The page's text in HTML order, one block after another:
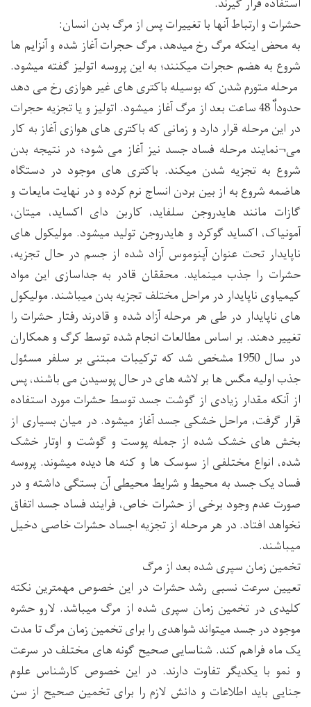
حشرات و ارتباط آنها با تغییرات پس از مرگ بدن انسان:
به محض اینکه مرگ رخ میدهد، مرگ حجرات آغاز شده و آنزایم ها
شروع به هضم حجرات میکنند؛ به این پروسه اتولیز گفته میشود.
مرحله متورم شدن که بوسیله باکتری های غیر هوازی رخ می دهد
حدوداٌ 48 ساعت بعد از مرگ آغاز میشود. اتولیز و یا تجزیه حجرات
در این مرحله قرار دارد و زمانی که باکتری های هوازی آغاز به کار
می¬نمایند مرحله فساد جسد نیز آغاز می شود؛ در نتیجه بدن
شروع به تجزیه شدن میکند. باکتری های موجود در دستگاه
هاضمه شروع به از بین بردن انساج نرم کرده و در نهایت مایعات و
گازات مانند هایدروجن سلفاید، کاربن دای اکساید، میتان،
آمونیاک، اکساید گوکرد و هایدروجن تولید میشود. مولیکول های
ناپایدار تحت عنوان آپنوموس آزاد شده از جسم در حال تجزیه،
حشرات را جذب مینماید. محققان قادر به جداسازی این مواد
کیمیاوی ناپایدار در مراحل مختلف تجزیه بدن میباشند. مولیکول
های ناپایدار در طی هر مرحله آزاد شده و قادرند رفتار حشرات را
تغییر دهند. بر اساس مطالعات انجام شده توسط کرگ و همکاران
در سال 1950 مشخص شد که ترکیبات مبتنی بر سلفر مسئول
جذب اولیه مگس ها بر لاشه های در حال پوسیدن می باشند، پس
از آنکه مقدار زیادی از گوشت جسد توسط حشرات مورد استفاده
قرار گرفت، مراحل خشکی جسد آغاز میشود. در میان بسیاری از
بخش های خشک شده از جمله پوست و گوشت و اوتار خشک
شده، انواع مختلفی از سوسک ها و کنه ها دیده میشوند. پروسه
فساد یک جسد به محیط و شرایط محیطی آن بستگی داشته و در
صورت عدم وجود برخی از حشرات خاص، فرایند فساد جسد اتفاق
نخواهد افتاد. در هر مرحله از تجزیه اجساد حشرات خاصی دخیل
میباشند.
تخمین زمان سپری شده بعد از مرگ
تعیین سرعت نسبی رشد حشرات در این خصوص مهمترین نکته
کلیدی در تخمین زمان سپری شده از مرگ میباشد. لارو حشره
موجود در جسد میتواند شواهدی را برای تخمین زمان مرگ تا مدت
یک ماه فراهم کند. شناسایی صحیح گونه های مختلف در سرعت
و نمو با یکدیگر تفاوت دارند. در این خصوص کارشناس علوم
جنایی باید اطلاعات و دانش لازم را برای تخمین صحیح از سن